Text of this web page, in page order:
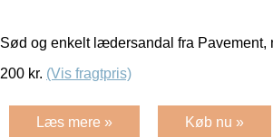
Sød og enkelt lædersandal fra Pavement,
200 kr. (Vis fragtpris)
Læs mere » Køb nu »